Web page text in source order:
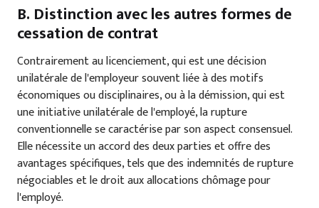
B. Distinction avec les autres formes de
cessation de contrat
Contrairement au licenciement, qui est une décision
unilatérale de l'employeur souvent liée à des motifs
économiques ou disciplinaires, ou à la démission, qui est
une initiative unilatérale de l'employé, la rupture
conventionnelle se caractérise par son aspect consensuel.
Elle nécessite un accord des deux parties et offre des
avantages spécifiques, tels que des indemnités de rupture
négociables et le droit aux allocations chômage pour
l'employé.